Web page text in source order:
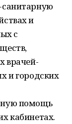
и
с
врачей-
и городских
помощь
кабинетах.